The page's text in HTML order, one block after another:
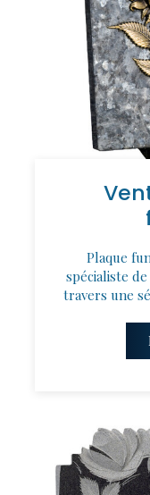
Plaque
spécialiste
travers une